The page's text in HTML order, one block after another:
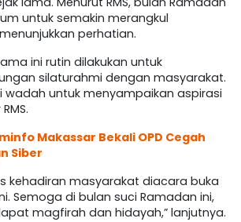
untuk semakin merangkul
perhatian.
ini rutin dilakukan untuk
silaturahmi dengan masyarakat.
wadah untuk menyampaikan aspirasi
Makassar Bekali OPD Cegah
Siber
kehadiran masyarakat diacara buka
Semoga di bulan suci Ramadan ini,
magfirah dan hidayah,” lanjutnya.